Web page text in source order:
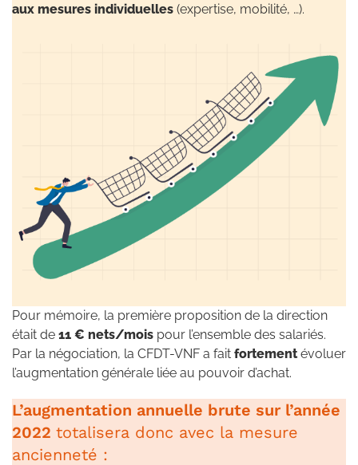
aux mesures individuelles (expertise, mobilité, …).
Pour mémoire, la première proposition de la direction
était de 11 € nets/mois pour l’ensemble des salariés.
Par la négociation, la CFDT-VNF a fait fortementévoluer
l’augmentation générale liée au pouvoir d’achat.
L’augmentation annuelle brute sur l’année
2022 totalisera donc avec la mesure
ancienneté :